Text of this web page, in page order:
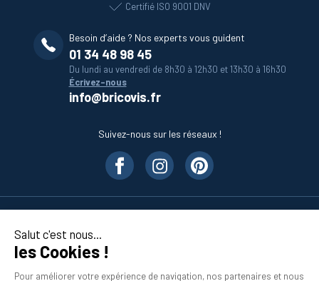
Salut c'est nous...
les Cookies !
Pour améliorer votre expérience de navigation, nos partenaires et nous
Certifié ISO 9001 DNV
Besoin d’aide ? Nos experts vous guident
01 34 48 98 45
Du lundi au vendredi de 8h30 à 12h30 et 13h30 à 16h30
Écrivez-nous
info@bricovis.fr
Suivez-nous sur les réseaux !
En savoir plus